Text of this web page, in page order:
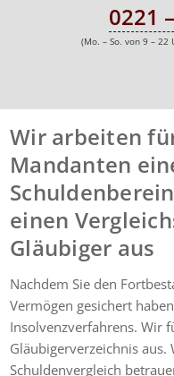
0221
(Mo. – So. von 9 – 22
Wir arbeiten
Mandanten
einen
Gläubiger aus
Nachdem Sie den
Vermögen gesichert
Insolvenzverfahrens. Wir
Gläubigerverzeichnis
Schuldenvergleich